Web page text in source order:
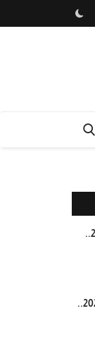
توقعات برج الجدي لشهر يوليو 2026..
توقعات برج القوس لشهر يوليو 2026..